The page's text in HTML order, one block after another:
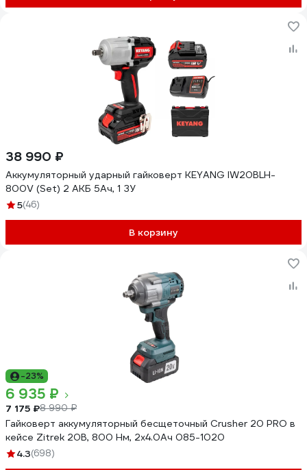
38 990 ₽
Аккумуляторный ударный гайковерт KEYANG IW20BLH-
800V (Set) 2 АКБ 5Ач, 1 ЗУ
5(46)
В корзину
-23%
6 935 ₽
7 175 ₽8 990 ₽
Гайковерт аккумуляторный бесщеточный Crusher 20 PRO в
кейсе Zitrek 20В, 800 Нм, 2х4.0Ач 085-1020
4.3(698)